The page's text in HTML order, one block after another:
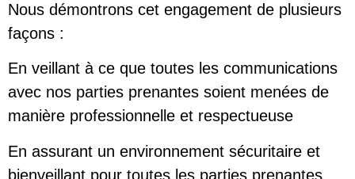
Nous démontrons cet engagement de plusieurs
façons :
En veillant à ce que toutes les communications
avec nos parties prenantes soient menées de
manière professionnelle et respectueuse
En assurant un environnement sécuritaire et
bienveillant pour toutes les parties prenantes